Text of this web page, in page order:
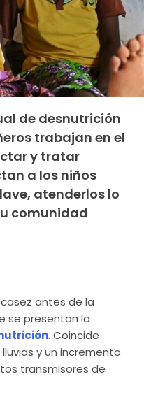
de desnutrición
trabajan en el
y tratar
a los niños
atenderlos lo
comunidad
antes de la
se presentan la
. Coincide
y un incremento
transmisores de